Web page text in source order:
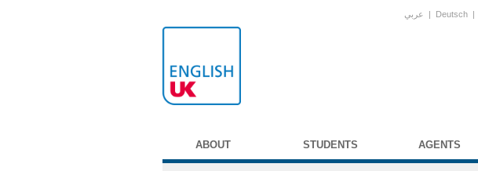
عربي | Deutsch |
ABOUT STUDENTS AGENTS